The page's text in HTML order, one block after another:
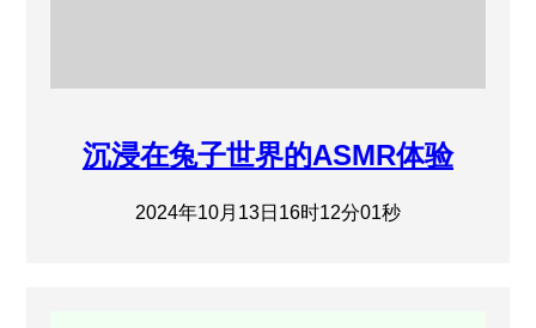
沉浸在兔子世界的ASMR体验
2024年10月13日16时12分01秒